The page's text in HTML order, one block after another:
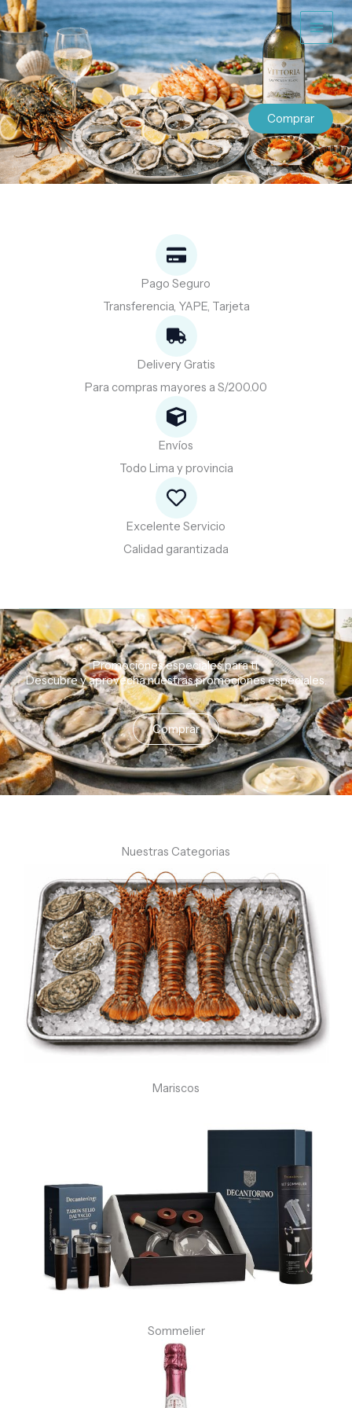
al
contenido
Comprar
Pago Seguro
Transferencia, YAPE, Tarjeta
Delivery Gratis
Para compras mayores a S/200.00
Envíos
Todo Lima y provincia
Excelente Servicio
Calidad garantizada
Promociones especiales para ti.
Descubreyaprovechanuestraspromocionesespeciales.
Comprar
Nuestras Categorias
Mariscos
Sommelier